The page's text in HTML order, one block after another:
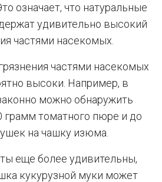
означает, что натуральные
удивительно высокий
частями насекомых.
частями насекомых
высоки. Например, в
можно обнаружить
грамм томатного пюре и до
на чашку изюма.
еще более удивительны,
кукурузной муки может